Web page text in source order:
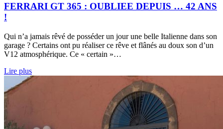
FERRARI GT 365 : OUBLIEE DEPUIS … 42 ANS
!
Qui n’a jamais rêvé de posséder un jour une belle Italienne dans son
garage ? Certains ont pu réaliser ce rêve et flânés au doux son d’un
V12 atmosphérique. Ce « certain »…
Lire plus